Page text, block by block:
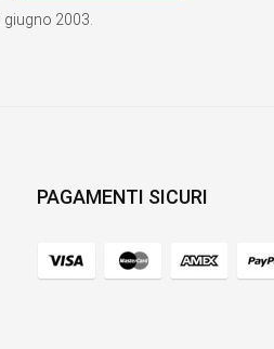
giugno 2003.
PAGAMENTI SICURI